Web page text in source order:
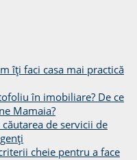
îți faci casa mai practică
în imobiliare? De ce
Mamaia?
de servicii de
cheie pentru a face